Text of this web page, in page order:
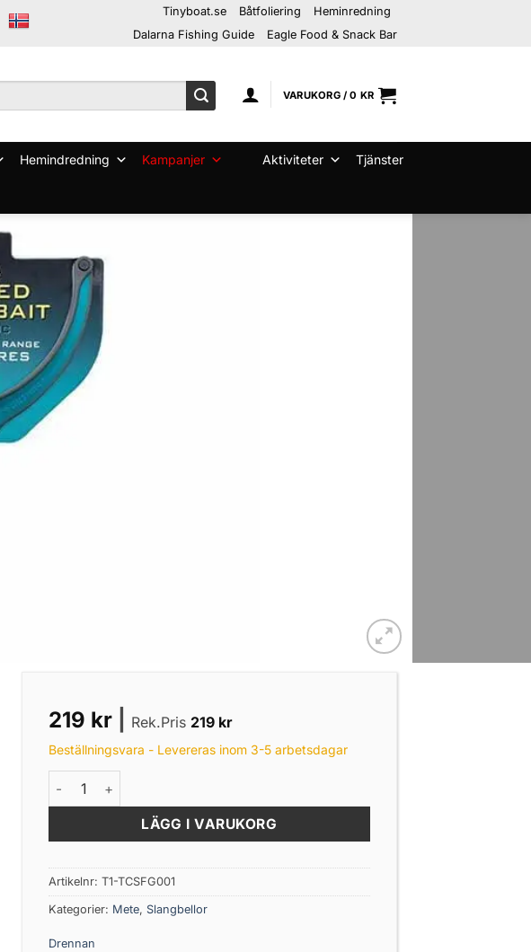
Tinyboat.se Båtfoliering
Heminredning
Dalarna Fishing Guide
Eagle Food & Snack Bar
VARUKORG /0 KR
Hemindredning Kampanjer Aktiviteter Tjänster
219 kr| Rek.Pris 219 kr
Beställningsvara - Levereras inom 3-5 arbetsdagar
SOFTFEED G.BAIT Soft mängd
LÄGG I VARUKORG
Artikelnr: T1-TCSFG001
Kategorier: Mete, Slangbellor
Drennan